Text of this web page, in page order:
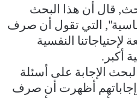
قال أن هذا البحث
التي تقول أن صرف
النفسية
أكبر.
الإجابة على أسئلة
أظهرت أن صرف